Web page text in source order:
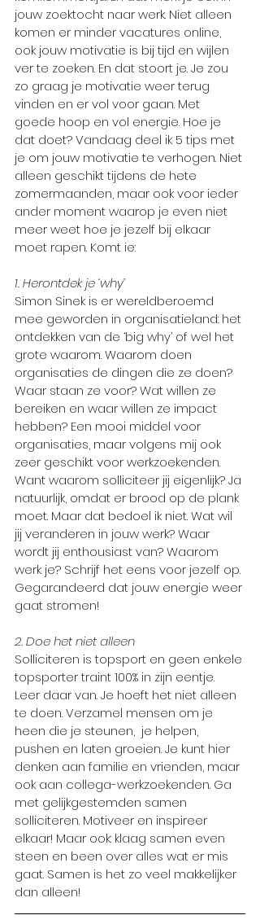
jouw zoektocht naar werk. Niet alleen
komen er minder vacatures online,
ook jouw motivatie is bij tijd en wijlen
ver te zoeken. En dat stoort je. Je zou
zo graag je motivatie weer terug
vinden en er vol voor gaan. Met
goede hoop en vol energie. Hoe je
dat doet? Vandaag deel ik 5 tips met
je om jouw motivatie te verhogen. Niet
alleen geschikt tijdens de hete
zomermaanden, maar ook voor ieder
ander moment waarop je even niet
meer weet hoe je jezelf bij elkaar
moet rapen. Komt ie:
1. Herontdek je ‘why’
Simon Sinek is er wereldberoemd
mee geworden in organisatieland: het
ontdekken van de ‘big why’ of wel het
grote waarom. Waarom doen
organisaties de dingen die ze doen?
Waar staan ze voor? Wat willen ze
bereiken en waar willen ze impact
hebben? Een mooi middel voor
organisaties, maar volgens mij ook
zeer geschikt voor werkzoekenden.
Want waarom solliciteer jij eigenlijk? Ja
natuurlijk, omdat er brood op de plank
moet. Maar dat bedoel ik niet. Wat wil
jij veranderen in jouw werk? Waar
wordt jij enthousiast van? Waarom
werk je? Schrijf het eens voor jezelf op.
Gegarandeerd dat jouw energie weer
gaat stromen!
2. Doe het niet alleen
Solliciteren is topsport en geen enkele
topsporter traint 100% in zijn eentje.
Leer daar van. Je hoeft het niet alleen
te doen. Verzamel mensen om je
heen die je steunen,  je helpen,
pushen en laten groeien. Je kunt hier
denken aan familie en vrienden, maar
ook aan collega-werkzoekenden. Ga
met gelijkgestemden samen
solliciteren. Motiveer en inspireer
elkaar! Maar ook: klaag samen even
steen en been over alles wat er mis
gaat. Samen is het zo veel makkelijker
dan alleen!